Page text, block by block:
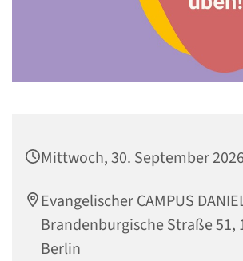
Mittwoch, 30. September
Evangelischer CAMPUS
Brandenburgische Straße 51,
Berlin